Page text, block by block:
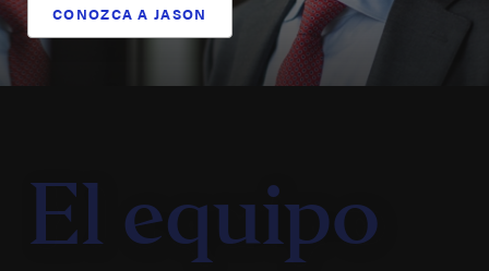
CONOZCA A JASON
El equipo